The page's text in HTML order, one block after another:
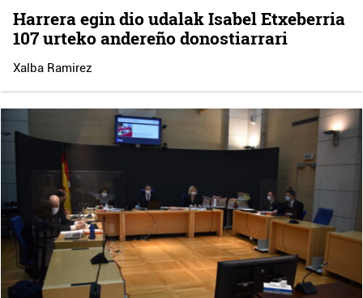
Harrera egin dio udalak Isabel Etxeberria
107 urteko andereño donostiarrari
Xalba Ramirez